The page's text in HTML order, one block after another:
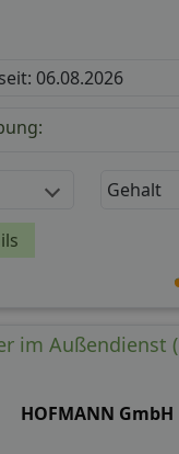
06.08.2026
Gehalt
im Außendienst
HOFMANN GmbH